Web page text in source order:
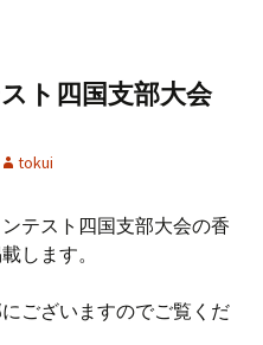
ト四国支部大会
tokui
テスト四国支部大会の香
します。
ございますのでご覧くだ